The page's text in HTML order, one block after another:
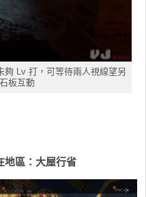
夠 Lv 打，可等待兩人視線望另
板互動
地區：大屋行省